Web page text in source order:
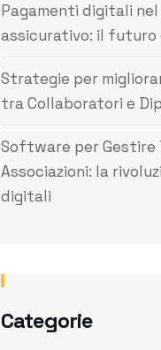
Pagamenti digitali
assicurativo: il futuro
Strategie per
tra Collaboratori e
Software per Gestire
Associazioni: la
digitali
Categorie